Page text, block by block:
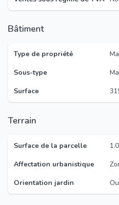
Bâtiment
Type de propriété
Sous-type
Surface
Terrain
Surface de la parcelle
Affectation urbanistique
Orientation jardin